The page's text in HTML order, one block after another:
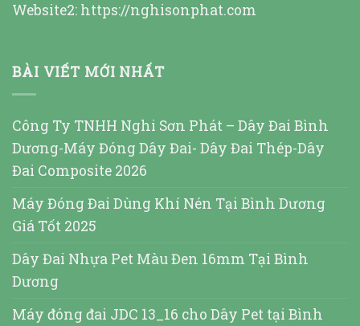
Website2: https://nghisonphat.com
BÀI VIẾT MỚI NHẤT
Công Ty TNHH Nghi Sơn Phát – Dây Đai Bình
Dương-Máy Đóng Dây Đai- Dây Đai Thép-Dây
Đai Composite 2026
Máy Đóng Đai Dùng Khí Nén Tại Bình Dương
Giá Tốt 2025
Dây Đai Nhựa Pet Màu Đen 16mm Tại Bình
Dương
Máy đóng đai JDC 13_16 cho Dây Pet tại Bình